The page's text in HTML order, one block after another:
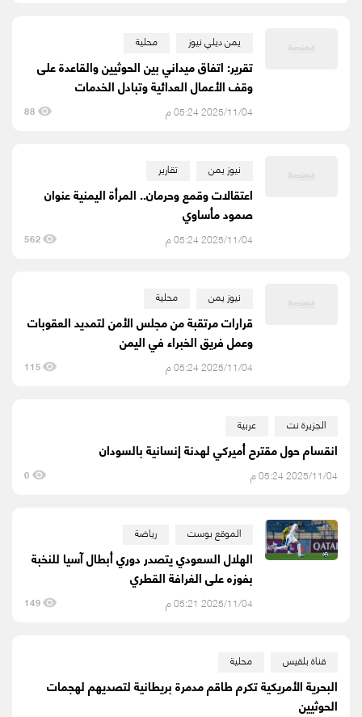
يمن ديلي نيوز محلية
تقرير: اتفاق ميداني بين الحوثيين والقاعدة على
وقف الأعمال العدائية وتبادل الخدمات
2025/11/04 05:24 م 88
نيوز يمن تقارير
اعتقالات وقمع وحرمان.. المرأة اليمنية عنوان
صمود مأساوي
2025/11/04 05:24 م 562
نيوز يمن محلية
قرارات مرتقبة من مجلس الأمن لتمديد العقوبات
وعمل فريق الخبراء في اليمن
2025/11/04 05:24 م 115
الجزيرة نت عربية
انقسام حول مقترح أميركي لهدنة إنسانية بالسودان
2025/11/04 05:24 م 0
الموقع بوست رياضة
الهلال السعودي يتصدر دوري أبطال آسيا للنخبة
بفوزه على الغرافة القطري
2025/11/04 05:21 م 149
قناة بلقيس محلية
البحرية الأمريكية تكرم طاقم مدمرة بريطانية لتصديهم لهجمات
الحوثيين